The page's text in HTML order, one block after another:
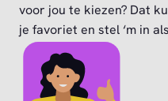
voor jou te kiezen? Dat
je favoriet en stel ‘m in